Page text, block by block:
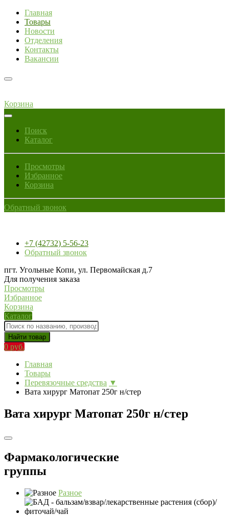
Главная
Товары
Новости
Отделения
Контакты
Вакансии
Корзина
Поиск
Каталог
Просмотры
Избранное
Корзина
Обратный звонок
+7 (42732) 5-56-23
Обратный звонок
пгт. Угольные Копи, ул. Первомайская д.7
Для получения заказа
Просмотры
Избранное
Корзина
Каталог
Найти товар
0 руб.
Главная
Товары
Перевязочные средства ▼
Вата хирург Матопат 250г н/стер
Вата хирург Матопат 250г н/стер
Фармакологические
группы
Разное